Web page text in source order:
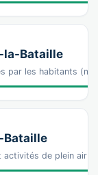
la-Bataille
par les habitants
Bataille
de plein air